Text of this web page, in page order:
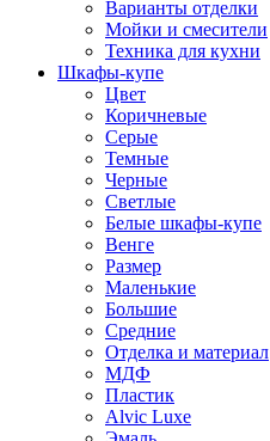
Варианты отделки
Мойки и смесители
Техника для кухни
Шкафы-купе
Цвет
Коричневые
Серые
Темные
Черные
Светлые
Белые шкафы-купе
Венге
Размер
Маленькие
Большие
Средние
Отделка и материал
МДФ
Пластик
Alvic Luxe